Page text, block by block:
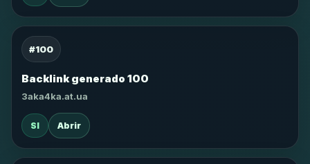
#100
Backlink generado 100
3aka4ka.at.ua
SI Abrir